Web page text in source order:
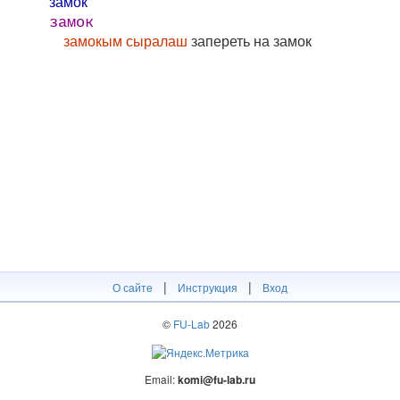
замок
замокым сыралаш запереть на замок
О сайте | Инструкция | Вход
© FU-Lab2026
Email:komi@fu-lab.ru